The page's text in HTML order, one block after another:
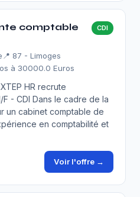
comptable
CDI
📍 87 - Limoges
à 30000.0 Euros
HR recrute
- CDI Dans le cadre de la
un cabinet comptable de
en comptabilité et
Voir l'offre →